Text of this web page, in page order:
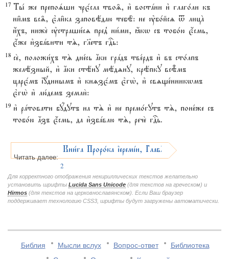
17 Ты1 же препоsши чрє1сла тво‰, и3 востaни и3 глаго1ли къ
ни6мъ вс‰, є3ли6ка заповёдаю тебЁ: не ўбо1йсz t лицA
и4хъ, ниже2 ўстраши1сz пред8 ни1ми, ћкw съ тобо1ю є4смь,
є4же и3збaвити тS, гlетъ гDь:
18 се2, положи1хъ тS дне1сь ѓки грaдъ тве1рдъ и3 въ сто1лпъ
желёзный, и3 ѓки стёну мёдzну, крёпку всBмъ
царє1мъ ї{динымъ и3 кнzзє1мъ є3гw2, и3 свzще1нникwмъ
є3гw2 и3 лю1демъ земли2:
19 и3 рaтовати бyдутъ на тS и3 не премо1гутъ тS, поне1же съ
тобо1ю ѓзъ є4смь, да и3збaвлю тS, рече2 гDь.
Читать далее:
Кни1га Проро1ка їеремjи, ГлавA
2
Для корректного отображения некириллических текстов желательно
установить шрифты Lucida Sans Unicode (для текстов на греческом) и
Hirmos (для текстов на церковнославянском). Если Ваш браузер
поддерживает технологию CSS3, шрифты будут загружены автоматически.
Библия Мысли вслух Вопрос-ответ
Библиотека